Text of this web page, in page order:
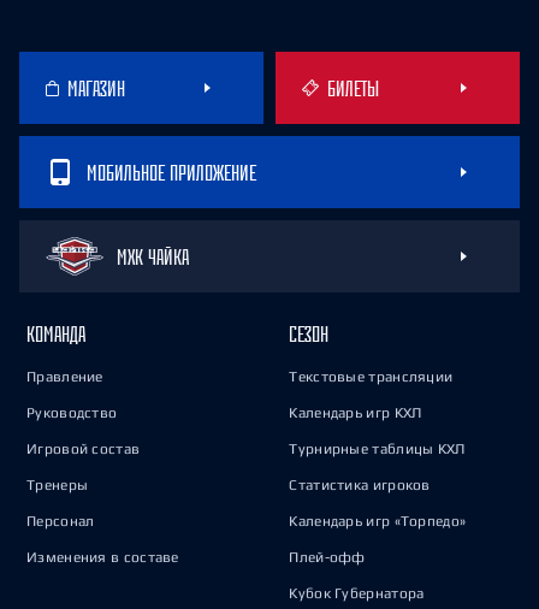
МАГАЗИН БИЛЕТЫ
МОБИЛЬНОЕ ПРИЛОЖЕНИЕ
МХК ЧАЙКА
КОМАНДА
Правление
Руководство
Игровой состав
Тренеры
Персонал
Изменения в составе
СЕЗОН
Текстовые трансляции
Календарь игр КХЛ
Турнирные таблицы КХЛ
Статистика игроков
Календарь игр «Торпедо»
Плей-офф
Кубок Губернатора